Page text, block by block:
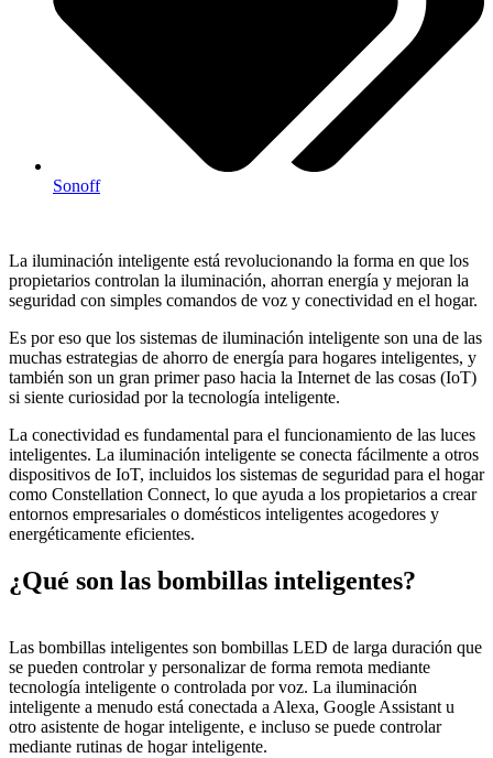
Sonoff
La iluminación inteligente está revolucionando la forma en que los
propietarios controlan la iluminación, ahorran energía y mejoran la
seguridad con simples comandos de voz y conectividad en el hogar.
Es por eso que los sistemas de iluminación inteligente son una de las
muchas estrategias de ahorro de energía para hogares inteligentes, y
también son un gran primer paso hacia la Internet de las cosas (IoT)
si siente curiosidad por la tecnología inteligente.
La conectividad es fundamental para el funcionamiento de las luces
inteligentes. La iluminación inteligente se conecta fácilmente a otros
dispositivos de IoT, incluidos los sistemas de seguridad para el hogar
como Constellation Connect, lo que ayuda a los propietarios a crear
entornos empresariales o domésticos inteligentes acogedores y
energéticamente eficientes.
¿Qué son las bombillas inteligentes?
Las bombillas inteligentes son bombillas LED de larga duración que
se pueden controlar y personalizar de forma remota mediante
tecnología inteligente o controlada por voz. La iluminación
inteligente a menudo está conectada a Alexa, Google Assistant u
otro asistente de hogar inteligente, e incluso se puede controlar
mediante rutinas de hogar inteligente.